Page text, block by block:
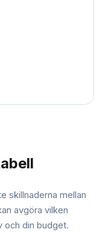
skillnaderna mellan
avgöra vilken
och din budget.